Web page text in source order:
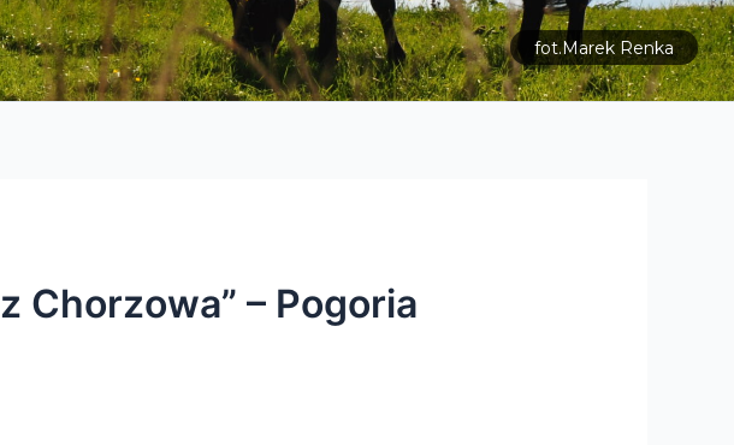
fot.Marek Renka
Chorzowa” – Pogoria